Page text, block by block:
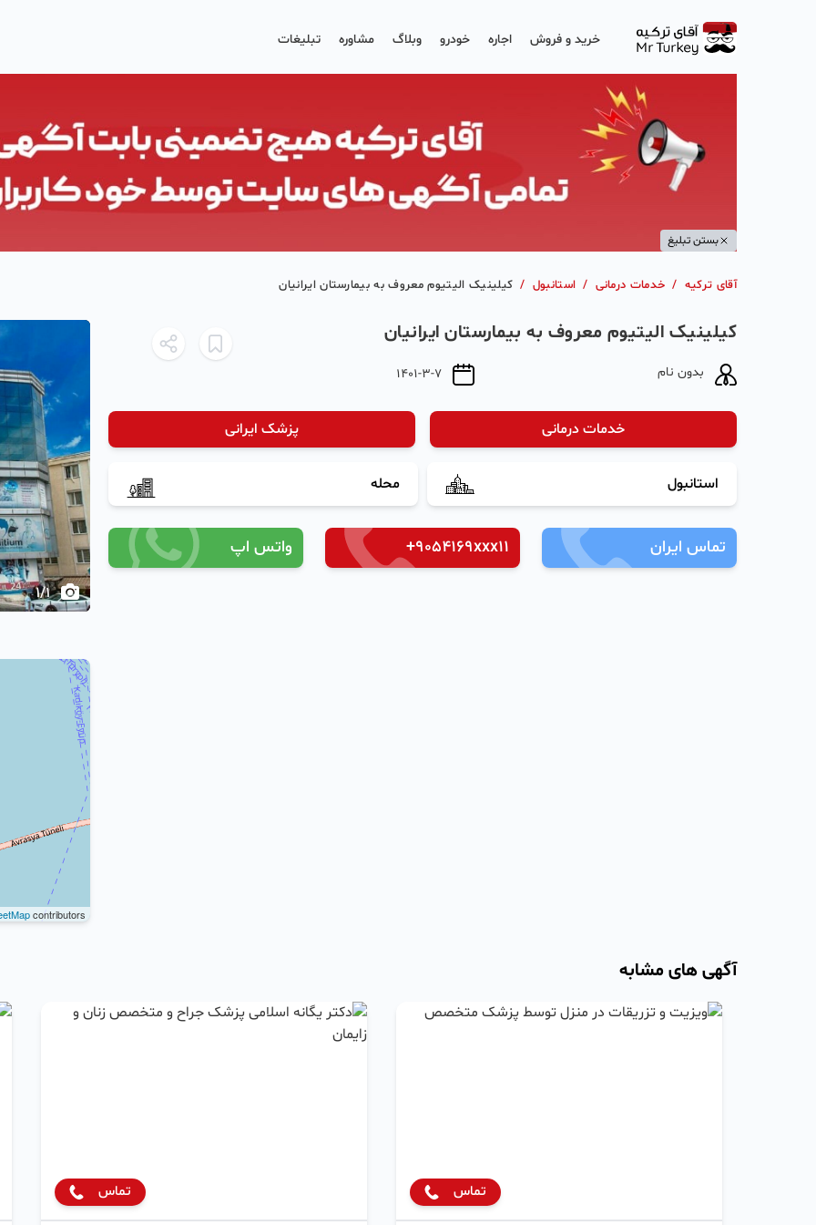
خرید و فروش اجاره خودرو وبلاگ مشاوره تبلیغات
بستن تبلیغ
آقای ترکیه / خدمات درمانی / استانبول / کیلینیک الیتیوم معروف به بیمارستان ایرانیان
کیلینیک الیتیوم معروف به بیمارستان ایرانیان
بدون نام 1401-3-7
خدمات درمانی پزشک ایرانی
استانبول محله
تماس ایران +9054169xxx11 واتس اپ
1/1
contributors
آگهی های مشابه
تماس تماس